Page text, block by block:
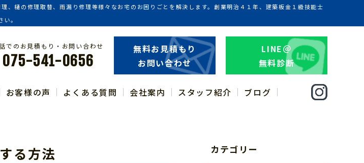
樋の修理取替、雨漏り修理等様々なお宅のお困りごとを解決します。創業明治４１年、建築板金１級技能士
。
でのお見積もり・お問い合わせ
075-541-0656
無料お見積もり
お問い合わせ
LINE＠
無料診断
お客様の声 よくある質問 会社案内 スタッフ紹介 ブログ
る方法 カテゴリー